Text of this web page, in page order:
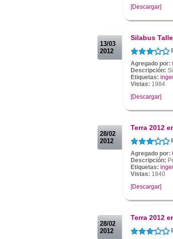
[Descargar]
13/03
2012
Silabus
Agregado por:
Descripción:
Etiquetas:
Vistas: 1984
[Descargar]
28/02
2012
Terra 2012
Agregado por:
Descripción:
Etiquetas:
Vistas: 1840
[Descargar]
28/02
2012
Terra 2012